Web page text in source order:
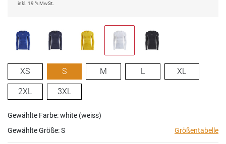
inkl. 19 % MwSt.
XS S M L XL
2XL 3XL
Gewählte Farbe: white (weiss)
Gewählte Größe:S Größentabelle